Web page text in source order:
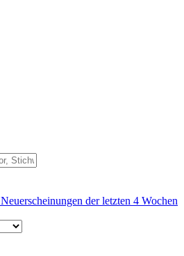
Neuerscheinungen der letzten 4 Wochen